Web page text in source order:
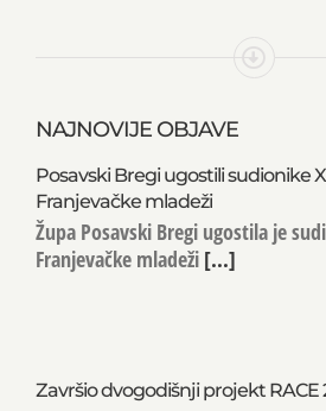
NAJNOVIJE OBJAVE
Posavski Bregi ugostili sudionike
Franjevačke mladeži
Župa Posavski Bregi ugostila je
Franjevačke mladeži [...]
Završio dvogodišnji projekt RACE